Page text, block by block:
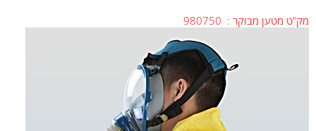
מק"ט מטען מבוקר : 980750